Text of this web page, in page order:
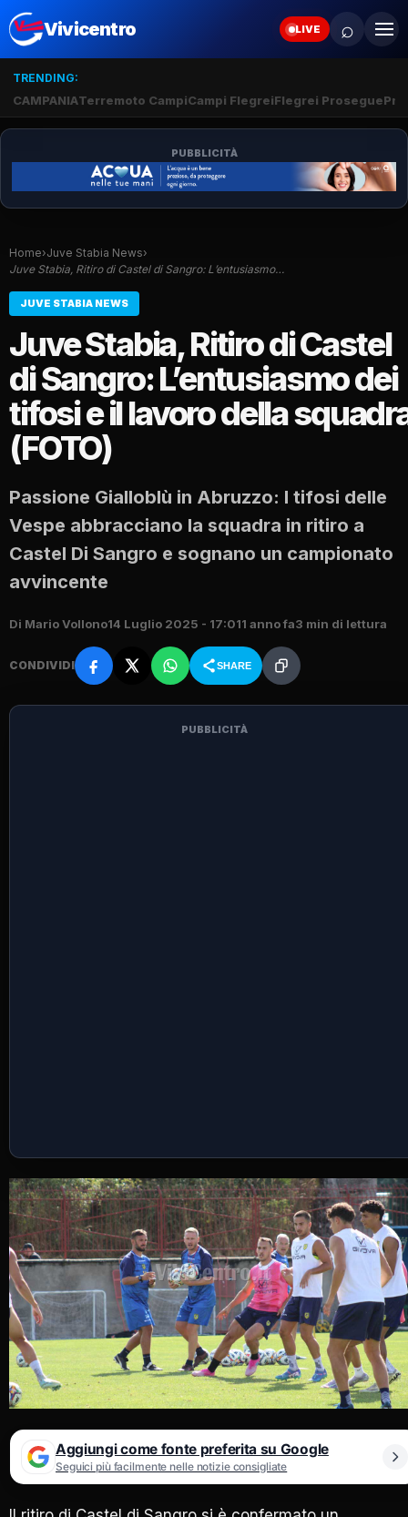
Vivicentro LIVE ⌕
TRENDING:
CAMPANIATerremoto CampiCampi FlegreiFlegrei Prosegue
PUBBLICITÀ
Home›Juve Stabia News›
Juve Stabia, Ritiro di Castel di Sangro: L’entusiasmo…
JUVE STABIA NEWS
Juve Stabia, Ritiro di Castel
di Sangro: L’entusiasmo dei
tifosi e il lavoro della
(FOTO)
Passione Gialloblù in Abruzzo: I tifosi delle
Vespe abbracciano la squadra in ritiro a
Castel Di Sangro e sognano un campionato
avvincente
Di Mario Vollono14 Luglio 2025 - 17:011 anno fa3 min di lettura
CONDIVIDI SHARE
PUBBLICITÀ
Aggiungi come fonte preferita su Google
Seguici più facilmente nelle notizie consigliate